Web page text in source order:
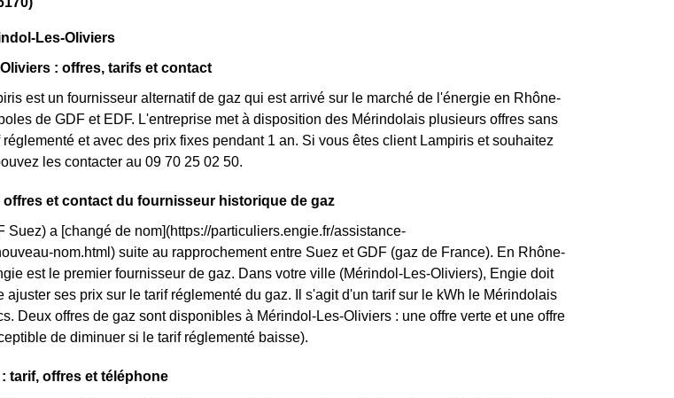
Les-Oliviers
: offres, tarifs et contact
est un fournisseur alternatif de gaz qui est arrivé sur le marché de l'énergie en Rhône-
de GDF et EDF. L'entreprise met à disposition des Mérindolais plusieurs offres sans
et avec des prix fixes pendant 1 an. Si vous êtes client Lampiris et souhaitez
les contacter au 09 70 25 02 50.
offres et contact du fournisseur historique de gaz
Suez) a [changé de nom](https://particuliers.engie.fr/assistance-
nom.html) suite au rapprochement entre Suez et GDF (gaz de France). En Rhône-
est le premier fournisseur de gaz. Dans votre ville (Mérindol-Les-Oliviers), Engie doit
ajuster ses prix sur le tarif réglementé du gaz. Il s'agit d'un tarif sur le kWh le Mérindolais
Deux offres de gaz sont disponibles à Mérindol-Les-Oliviers : une offre verte et une offre
de diminuer si le tarif réglementé baisse).
tarif, offres et téléphone